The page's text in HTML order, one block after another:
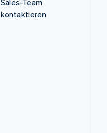
Sales-Team
kontaktieren